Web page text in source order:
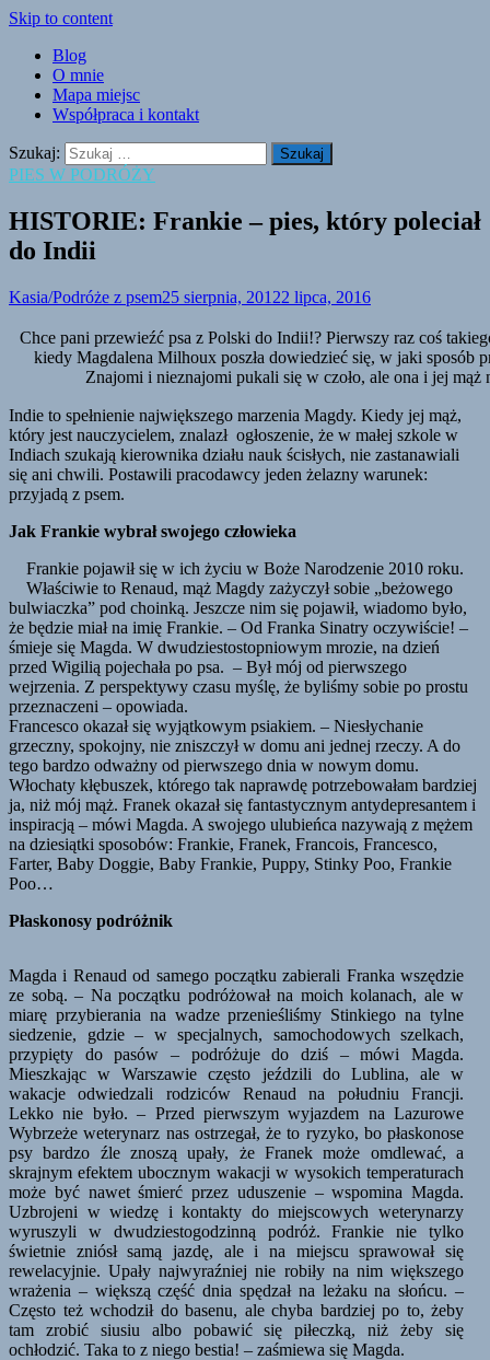
Skip to content
Blog
O mnie
Mapa miejsc
Współpraca i kontakt
Szukaj:
PIES W PODRÓŻY
HISTORIE: Frankie – pies, który poleciał
do Indii
Kasia/Podróże z psem25 sierpnia, 20122 lipca, 2016
Chce pani przewieźć psa z Polski do Indii!? Pierwszy raz coś
kiedy Magdalena Milhoux poszła dowiedzieć się, w jaki sposób
Znajomi i nieznajomi pukali się w czoło, ale ona i jej
Indie to spełnienie największego marzenia Magdy. Kiedy jej mąż,
który jest nauczycielem, znalazł ogłoszenie, że w małej szkole w
Indiach szukają kierownika działu nauk ścisłych, nie zastanawiali
się ani chwili. Postawili pracodawcy jeden żelazny warunek:
przyjadą z psem.
Jak Frankie wybrał swojego człowieka
Frankie pojawił się w ich życiu w Boże Narodzenie 2010 roku.
Właściwie to Renaud, mąż Magdy zażyczył sobie „beżowego
bulwiaczka” pod choinką. Jeszcze nim się pojawił, wiadomo było,
że będzie miał na imię Frankie. – Od Franka Sinatry oczywiście! –
śmieje się Magda. W dwudziestostopniowym mrozie, na dzień
przed Wigilią pojechała po psa. – Był mój od pierwszego
wejrzenia. Z perspektywy czasu myślę, że byliśmy sobie po prostu
przeznaczeni – opowiada.
Francesco okazał się wyjątkowym psiakiem. – Niesłychanie
grzeczny, spokojny, nie zniszczył w domu ani jednej rzeczy. A do
tego bardzo odważny od pierwszego dnia w nowym domu.
Włochaty kłębuszek, którego tak naprawdę potrzebowałam bardziej
ja, niż mój mąż. Franek okazał się fantastycznym antydepresantem i
inspiracją – mówi Magda. A swojego ulubieńca nazywają z mężem
na dziesiątki sposobów: Frankie, Franek, Francois, Francesco,
Farter, Baby Doggie, Baby Frankie, Puppy, Stinky Poo, Frankie
Poo…
Płaskonosy podróżnik
Magda i Renaud od samego początku zabierali Franka wszędzie
ze sobą. – Na początku podróżował na moich kolanach, ale w
miarę przybierania na wadze przenieśliśmy Stinkiego na tylne
siedzenie, gdzie – w specjalnych, samochodowych szelkach,
przypięty do pasów – podróżuje do dziś – mówi Magda.
Mieszkając w Warszawie często jeździli do Lublina, ale w
wakacje odwiedzali rodziców Renaud na południu Francji.
Lekko nie było. – Przed pierwszym wyjazdem na Lazurowe
Wybrzeże weterynarz nas ostrzegał, że to ryzyko, bo płaskonose
psy bardzo źle znoszą upały, że Franek może omdlewać, a
skrajnym efektem ubocznym wakacji w wysokich temperaturach
może być nawet śmierć przez uduszenie – wspomina Magda.
Uzbrojeni w wiedzę i kontakty do miejscowych weterynarzy
wyruszyli w dwudziestogodzinną podróż. Frankie nie tylko
świetnie zniósł samą jazdę, ale i na miejscu sprawował się
rewelacyjnie. Upały najwyraźniej nie robiły na nim większego
wrażenia – większą część dnia spędzał na leżaku na słońcu. –
Często też wchodził do basenu, ale chyba bardziej po to, żeby
tam zrobić siusiu albo pobawić się piłeczką, niż żeby się
ochłodzić. Taka to z niego bestia! – zaśmiewa się Magda.